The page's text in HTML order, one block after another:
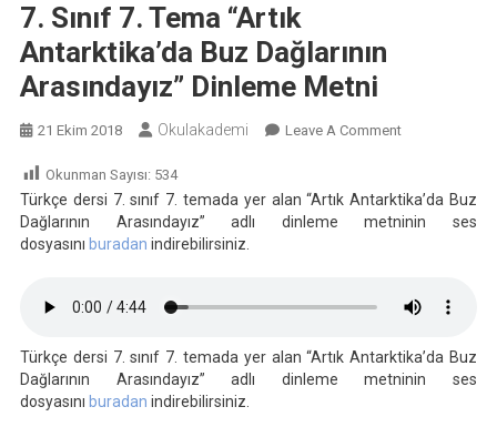
7. Sınıf 7. Tema “Artık
Antarktika’da Buz Dağlarının
Arasındayız” Dinleme Metni
21 Ekim 2018 Okulakademi Leave A CommentOn
7.
Tema
Buz
Arasındayız”
Dinleme
Okunman Sayısı: 534
Türkçe dersi 7. sınıf 7. temada yer alan “Artık Antarktika’da Buz
Dağlarının Arasındayız” adlı dinleme metninin ses
dosyasını buradan indirebilirsiniz.
Türkçe dersi 7. sınıf 7. temada yer alan “Artık Antarktika’da Buz
Dağlarının Arasındayız” adlı dinleme metninin ses
dosyasını buradan indirebilirsiniz.